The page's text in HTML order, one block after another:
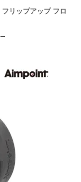
リップアップ フロ